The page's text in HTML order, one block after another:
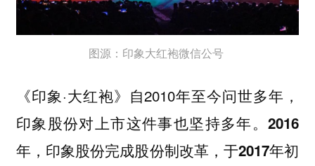
图源：印象大红袍微信公号‍‍‍‍
《印象·大红袍》自2010年至今问世多年，
印象股份对上市这件事也坚持多年。2016
年，印象股份完成股份制改革，于2017年初